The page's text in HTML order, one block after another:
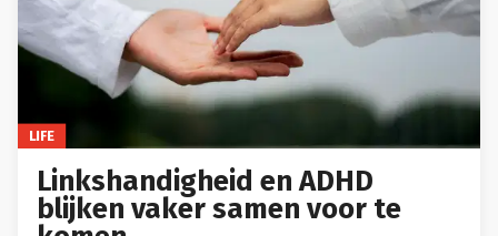
LIFE
Linkshandigheid en ADHD
blijken vaker samen voor te